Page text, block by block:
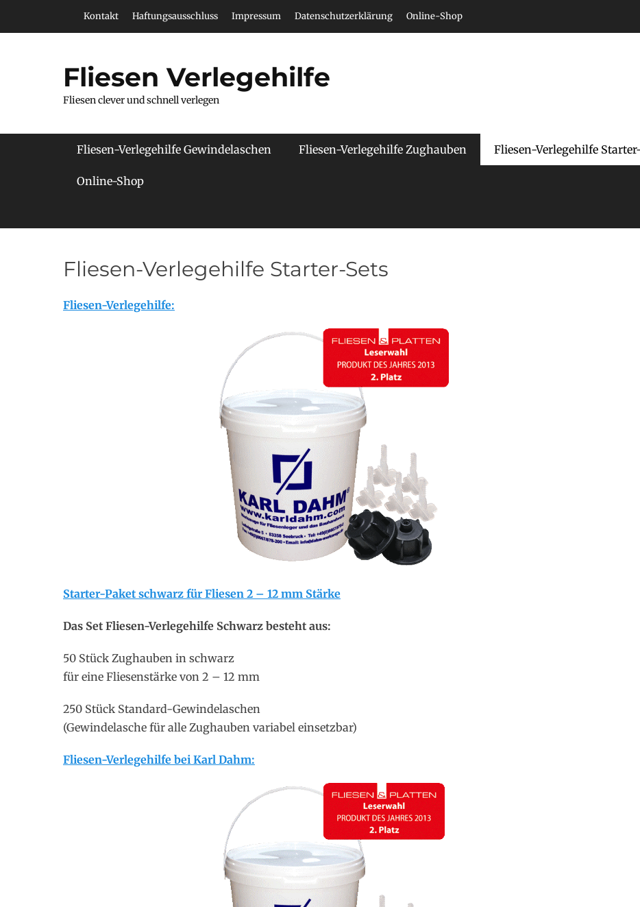
Header Top Menu
Kontakt Haftungsausschluss Impressum Datenschutzerklärung Online-Shop
Fliesen Verlegehilfe
Fliesen clever und schnell verlegen
Hauptmenü
Fliesen-Verlegehilfe Gewindelaschen Fliesen-Verlegehilfe Zughauben Fliesen-Verlegehilfe
Online-Shop
Fliesen-Verlegehilfe Starter-Sets
Fliesen-Verlegehilfe:
Starter-Paket schwarz für Fliesen 2 – 12 mm Stärke
Das Set Fliesen-Verlegehilfe Schwarz besteht aus:
50 Stück Zughauben in schwarz
für eine Fliesenstärke von 2 – 12 mm
250 Stück Standard-Gewindelaschen
(Gewindelasche für alle Zughauben variabel einsetzbar)
Fliesen-Verlegehilfe bei Karl Dahm: